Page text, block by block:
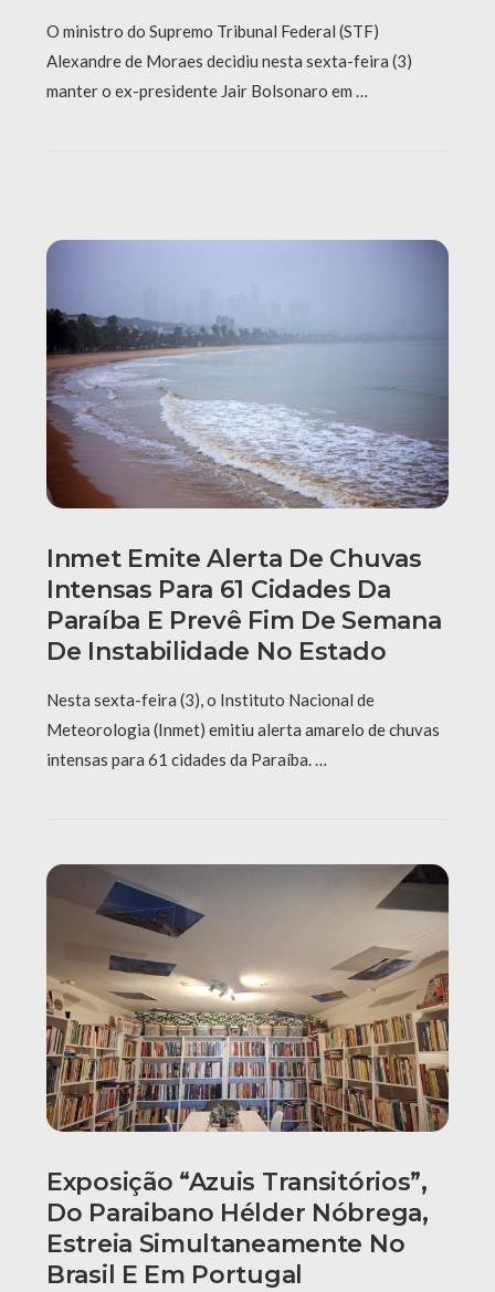
O ministro do Supremo Tribunal Federal (STF)
Alexandre de Moraes decidiu nesta sexta-feira (3)
manter o ex-presidente Jair Bolsonaro em …
Inmet Emite Alerta De Chuvas
Intensas Para 61 Cidades Da
Paraíba E Prevê Fim De Semana
De Instabilidade No Estado
Nesta sexta-feira (3), o Instituto Nacional de
Meteorologia (Inmet) emitiu alerta amarelo de chuvas
intensas para 61 cidades da Paraíba. …
Exposição “Azuis Transitórios”,
Do Paraibano Hélder Nóbrega,
Estreia Simultaneamente No
Brasil E Em Portugal